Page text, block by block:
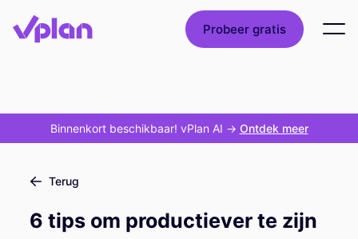
Probeer gratis
Binnenkort beschikbaar! vPlan AI -> Ontdek meer
Terug
6 tips om productiever te zijn